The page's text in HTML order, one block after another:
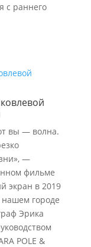
с раннего
вы — волна.
—
фильме
экран в 2019
нашем городе
Эрика
POLE &